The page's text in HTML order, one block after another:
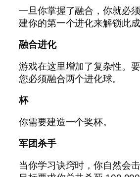
一旦你掌握了融合，你就必
建你的第一个进化来解锁此成
融合进化
游戏在这里增加了复杂性。
您必须融合两个进化球。
杯
你需要建造一个奖杯。
军团杀手
当你学习诀窍时，你自然会